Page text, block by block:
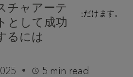
チャアーテ
として成功
るには
5 min read